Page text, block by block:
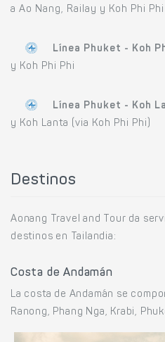
a Ao Nang, Railay y Koh Phi Phi
Línea Phuket - Koh
y Koh Phi Phi
Línea Phuket - Koh
y Koh Lanta (via Koh Phi Phi)
Destinos
Aonang Travel and Tour da
destinos en Tailandia:
Costa de Andamán
La costa de Andamán se
Ranong, Phang Nga, Krabi,